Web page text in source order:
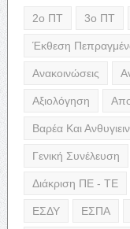
2ο ΠΤ 3ο ΠΤ
Έκθεση
Ανακοινώσεις
Αξιολόγηση
Βαρέα Και
Γενική Συνέλευση
Διάκριση ΠΕ - ΤΕ
ΕΣΔΥ ΕΣΠΑ